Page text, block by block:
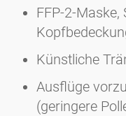
FFP-2-
Künstliche
Ausflüge
(geringere